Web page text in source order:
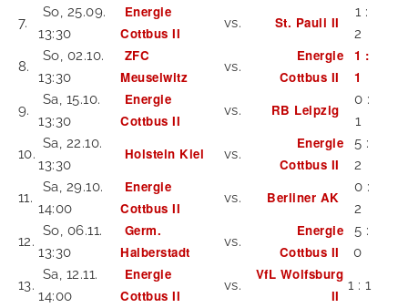
7.
So, 25.09.
13:30
Energie
Cottbus II
vs. St. Pauli II
1 :
2
8.
So, 02.10.
13:30
ZFC
Meuselwitz
vs.
Energie
Cottbus II
1 :
1
9.
Sa, 15.10.
13:30
Energie
Cottbus II
vs. RB Leipzig
0 :
1
10.
Sa, 22.10.
13:30
Holstein Kiel vs.
Energie
Cottbus II
5 :
2
11.
Sa, 29.10.
14:00
Energie
Cottbus II
vs. Berliner AK
0 :
2
12.
So, 06.11.
13:30
Germ.
Halberstadt
vs.
Energie
Cottbus II
5 :
0
13.
Sa, 12.11.
14:00
Energie
Cottbus II
vs.
VfL Wolfsburg
II
1 : 1